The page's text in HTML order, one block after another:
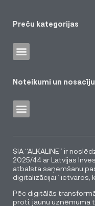
Preču kategorijas
Noteikumi un
SIA “ALKALINE” ir
2025/44 ar Latvijas
atbalsta saņemšanu
digitalizācijai” ietvaros,
Pēc digitālās
proti, jaunu uzņēmuma